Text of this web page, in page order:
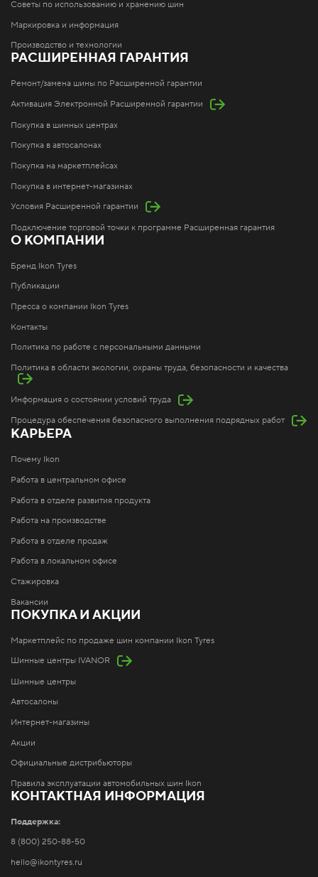
Советы по использованию и хранению шин
Маркировка и информация
Производство и технологии
РАСШИРЕННАЯ ГАРАНТИЯ
Ремонт/замена шины по Расширенной гарантии
Активация Электронной Расширенной гарантии
Покупка в шинных центрах
Покупка в автосалонах
Покупка на маркетплейсах
Покупка в интернет-магазинах
Условия Расширенной гарантии
Подключение торговой точки к программе Расширенная гарантия
О КОМПАНИИ
Бренд Ikon Tyres
Публикации
Пресса о компании Ikon Tyres
Контакты
Политика по работе с персональными данными
Политика в области экологии, охраны труда, безопасности и качества
Информация о состоянии условий труда
Процедура обеспечения безопасного выполнения подрядных работ
КАРЬЕРА
Почему Ikon
Работа в центральном офисе
Работа в отделе развития продукта
Работа на производстве
Работа в отделе продаж
Работа в локальном офисе
Стажировка
Вакансии
ПОКУПКА И АКЦИИ
Маркетплейс по продаже шин компании Ikon Tyres
Шинные центры IVANOR
Шинные центры
Автосалоны
Интернет-магазины
Акции
Официальные дистрибьюторы
Правила эксплуатации автомобильных шин Ikon
КОНТАКТНАЯ ИНФОРМАЦИЯ
Поддержка:
8 (800) 250-88-50
hello@ikontyres.ru